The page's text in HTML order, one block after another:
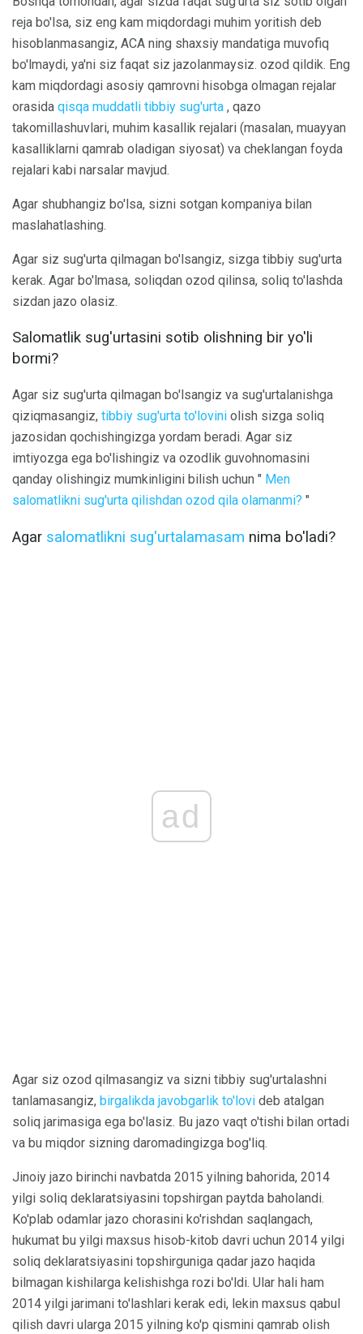
reja bo'lsa, siz eng kam miqdordagi muhim yoritish deb
hisoblanmasangiz, ACA ning shaxsiy mandatiga muvofiq
bo'lmaydi, ya'ni siz faqat siz jazolanmaysiz. ozod qildik. Eng
kam miqdordagi asosiy qamrovni hisobga olmagan rejalar
orasida qisqa muddatli tibbiy sug'urta , qazo
takomillashuvlari, muhim kasallik rejalari (masalan, muayyan
kasalliklarni qamrab oladigan siyosat) va cheklangan foyda
rejalari kabi narsalar mavjud.
Agar shubhangiz bo'lsa, sizni sotgan kompaniya bilan
maslahatlashing.
Agar siz sug'urta qilmagan bo'lsangiz, sizga tibbiy sug'urta
kerak. Agar bo'lmasa, soliqdan ozod qilinsa, soliq to'lashda
sizdan jazo olasiz.
Salomatlik sug'urtasini sotib olishning bir yo'li
bormi?
Agar siz sug'urta qilmagan bo'lsangiz va sug'urtalanishga
qiziqmasangiz, tibbiy sug'urta to'lovini olish sizga soliq
jazosidan qochishingizga yordam beradi. Agar siz
imtiyozga ega bo'lishingiz va ozodlik guvohnomasini
qanday olishingiz mumkinligini bilish uchun " Men
salomatlikni sug'urta qilishdan ozod qila olamanmi? "
Agar salomatlikni sug'urtalamasam nima bo'ladi?
ad
Agar siz ozod qilmasangiz va sizni tibbiy sug'urtalashni
tanlamasangiz, birgalikda javobgarlik to'lovi deb atalgan
soliq jarimasiga ega bo'lasiz. Bu jazo vaqt o'tishi bilan ortadi
va bu miqdor sizning daromadingizga bog'liq.
Jinoiy jazo birinchi navbatda 2015 yilning bahorida, 2014
yilgi soliq deklaratsiyasini topshirgan paytda baholandi.
Ko'plab odamlar jazo chorasini ko'rishdan saqlangach,
hukumat bu yilgi maxsus hisob-kitob davri uchun 2014 yilgi
soliq deklaratsiyasini topshirguniga qadar jazo haqida
bilmagan kishilarga kelishishga rozi bo'ldi. Ular hali ham
2014 yilgi jarimani to'lashlari kerak edi, lekin maxsus qabul
qilish davri ularga 2015 yilning ko'p qismini qamrab olish